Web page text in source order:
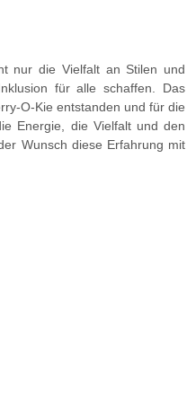
nur die Vielfalt an Stilen und
für alle schaffen. Das
O-Kie entstanden und für die
Energie, die Vielfalt und den
Wunsch diese Erfahrung mit